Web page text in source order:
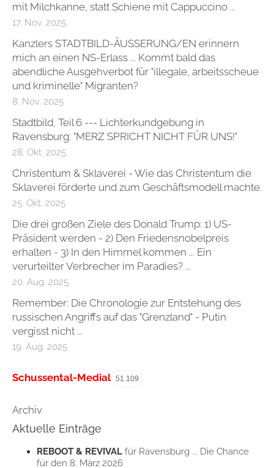
mit Milchkanne, statt Schiene mit Cappuccino ...
17. Nov. 2025
Kanzlers STADTBILD-ÄUSSERUNG/EN erinnern
mich an einen NS-Erlass ... Kommt bald das
abendliche Ausgehverbot für "illegale, arbeitsscheue
und kriminelle" Migranten?
8. Nov. 2025
Stadtbild, Teil 6 --- Lichterkundgebung in
Ravensburg: "MERZ SPRICHT NICHT FÜR UNS!"
28. Okt. 2025
Christentum & Sklaverei - Wie das Christentum die
Sklaverei förderte und zum Geschäftsmodell machte.
25. Okt. 2025
Die drei großen Ziele des Donald Trump: 1) US-
Präsident werden - 2) Den Friedensnobelpreis
erhalten - 3) In den Himmel kommen ... Ein
verurteilter Verbrecher im Paradies? ...
20. Aug. 2025
Remember: Die Chronologie zur Entstehung des
russischen Angriffs auf das "Grenzland" - Putin
vergisst nicht ...
19. Aug. 2025
Schussental-Medial 51.109
Archiv
Aktuelle Einträge
REBOOT & REVIVAL für Ravensburg ... Die Chance
für den 8. März 2026